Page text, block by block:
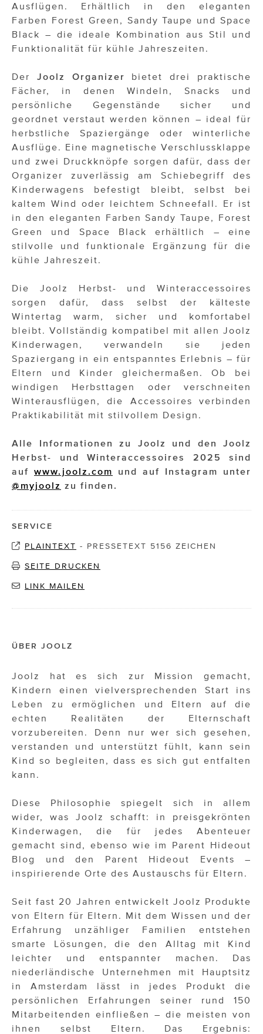
Ausflügen. Erhältlich in den eleganten
Farben Forest Green, Sandy Taupe und Space
Black – die ideale Kombination aus Stil und
Funktionalität für kühle Jahreszeiten.
Der Joolz Organizer bietet drei praktische
Fächer, in denen Windeln, Snacks und
persönliche Gegenstände sicher und
geordnet verstaut werden können – ideal für
herbstliche Spaziergänge oder winterliche
Ausflüge. Eine magnetische Verschlussklappe
und zwei Druckknöpfe sorgen dafür, dass der
Organizer zuverlässig am Schiebegriff des
Kinderwagens befestigt bleibt, selbst bei
kaltem Wind oder leichtem Schneefall. Er ist
in den eleganten Farben Sandy Taupe, Forest
Green und Space Black erhältlich – eine
stilvolle und funktionale Ergänzung für die
kühle Jahreszeit.
Die Joolz Herbst- und Winteraccessoires
sorgen dafür, dass selbst der kälteste
Wintertag warm, sicher und komfortabel
bleibt. Vollständig kompatibel mit allen Joolz
Kinderwagen, verwandeln sie jeden
Spaziergang in ein entspanntes Erlebnis – für
Eltern und Kinder gleichermaßen. Ob bei
windigen Herbsttagen oder verschneiten
Winterausflügen, die Accessoires verbinden
Praktikabilität mit stilvollem Design.
Alle Informationen zu Joolz und den Joolz
Herbst- und Winteraccessoires 2025 sind
auf www.joolz.com
und auf Instagram unter
@myjoolz zu finden.
SERVICE
PLAINTEXT - PRESSETEXT 5156 ZEICHEN
SEITE DRUCKEN
LINK MAILEN
ÜBER JOOLZ
Joolz hat es sich zur Mission gemacht,
Kindern einen vielversprechenden Start ins
Leben zu ermöglichen und Eltern auf die
echten Realitäten der Elternschaft
vorzubereiten. Denn nur wer sich gesehen,
verstanden und unterstützt fühlt, kann sein
Kind so begleiten, dass es sich gut entfalten
kann.
Diese Philosophie spiegelt sich in allem
wider, was Joolz schafft: in preisgekrönten
Kinderwagen, die für jedes Abenteuer
gemacht sind, ebenso wie im Parent Hideout
Blog und den Parent Hideout Events –
inspirierende Orte des Austauschs für Eltern.
Seit fast 20 Jahren entwickelt Joolz Produkte
von Eltern für Eltern. Mit dem Wissen und der
Erfahrung unzähliger Familien entstehen
smarte Lösungen, die den Alltag mit Kind
leichter und entspannter machen. Das
niederländische Unternehmen mit Hauptsitz
in Amsterdam lässt in jedes Produkt die
persönlichen Erfahrungen seiner rund 150
Mitarbeitenden einfließen – die meisten von
ihnen selbst Eltern. Das Ergebnis: